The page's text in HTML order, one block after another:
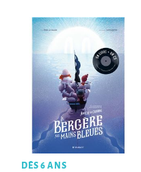
DÈS 6 ANS